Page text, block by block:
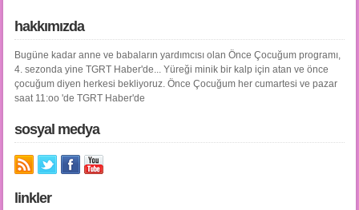
hakkımızda
Bugüne kadar anne ve babaların yardımcısı olan Önce Çocuğum programı,
4. sezonda yine TGRT Haber'de... Yüreği minik bir kalp için atan ve önce
çocuğum diyen herkesi bekliyoruz. Önce Çocuğum her cumartesi ve pazar
saat 11:oo 'de TGRT Haber'de
sosyal medya
linkler